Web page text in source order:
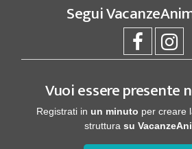
Segui
Vuoi essere presente
Registrati in un minuto per creare
struttura su